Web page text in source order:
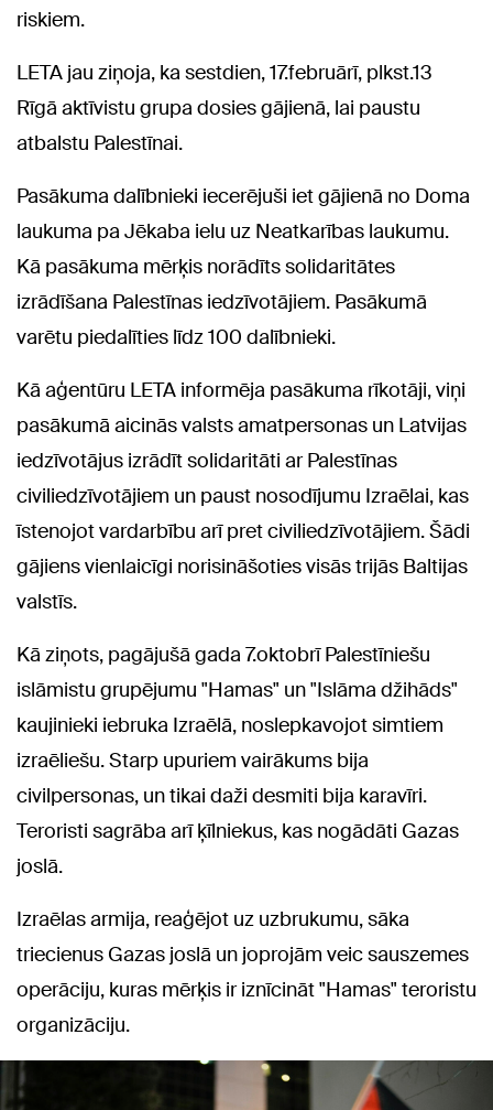
riskiem.
LETA jau ziņoja, ka sestdien, 17.februārī, plkst.13
Rīgā aktīvistu grupa dosies gājienā, lai paustu
atbalstu Palestīnai.
Pasākuma dalībnieki iecerējuši iet gājienā no Doma
laukuma pa Jēkaba ielu uz Neatkarības laukumu.
Kā pasākuma mērķis norādīts solidaritātes
izrādīšana Palestīnas iedzīvotājiem. Pasākumā
varētu piedalīties līdz 100 dalībnieki.
Kā aģentūru LETA informēja pasākuma rīkotāji, viņi
pasākumā aicinās valsts amatpersonas un Latvijas
iedzīvotājus izrādīt solidaritāti ar Palestīnas
civiliedzīvotājiem un paust nosodījumu Izraēlai, kas
īstenojot vardarbību arī pret civiliedzīvotājiem. Šādi
gājiens vienlaicīgi norisināšoties visās trijās Baltijas
valstīs.
Kā ziņots, pagājušā gada 7.oktobrī Palestīniešu
islāmistu grupējumu "Hamas" un "Islāma džihāds"
kaujinieki iebruka Izraēlā, noslepkavojot simtiem
izraēliešu. Starp upuriem vairākums bija
civilpersonas, un tikai daži desmiti bija karavīri.
Teroristi sagrāba arī ķīlniekus, kas nogādāti Gazas
joslā.
Izraēlas armija, reaģējot uz uzbrukumu, sāka
triecienus Gazas joslā un joprojām veic sauszemes
operāciju, kuras mērķis ir iznīcināt "Hamas" teroristu
organizāciju.